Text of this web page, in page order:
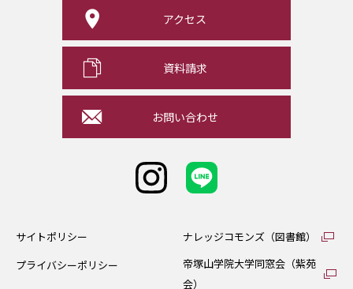
アクセス
資料請求
お問い合わせ
サイトポリシー
プライバシーポリシー
ナレッジコモンズ（図書館）
帝塚山学院大学同窓会（紫苑
会）